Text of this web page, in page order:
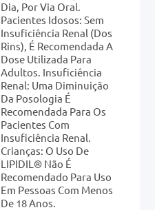
Dia, Por Via Oral.
Pacientes Idosos: Sem
Insuficiência Renal (dos
Rins), É Recomendada A
Dose Utilizada Para
Adultos. Insuficiência
Renal: Uma Diminuição
Da Posologia É
Recomendada Para Os
Pacientes Com
Insuficiência Renal.
Crianças: O Uso De
LIPIDIL® Não É
Recomendado Para Uso
Em Pessoas Com Menos
De 18 Anos.